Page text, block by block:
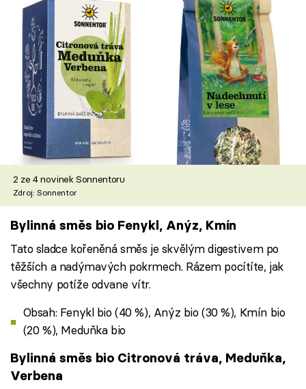
2 ze 4 novinek Sonnentoru
Zdroj: Sonnentor
Bylinná směs bio Fenykl, Anýz, Kmín
Tato sladce kořeněná směs je skvělým digestivem po
těžších a nadýmavých pokrmech. Rázem pocítíte, jak
všechny potíže odvane vítr.
Obsah: Fenykl bio (40 %), Anýz bio (30 %), Kmín bio
(20 %), Meduňka bio
Bylinná směs bio Citronová tráva, Meduňka,
Verbena